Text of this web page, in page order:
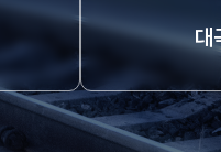
대